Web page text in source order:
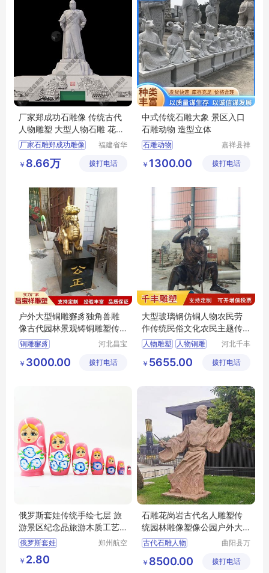
厂家郑成功石雕像 传统古代
人物雕塑 大型人物石雕 花岗
岩定制
厂家石雕郑成功雕像
大型人物石雕
福建省华
雕刻有限
￥ 8.66万 拨打电话
中式传统石雕大象 景区入口
石雕动物 造型立体
石雕动物
景区入口石雕动物
嘉祥县祥
￥ 1300.00 拨打电话
户外大型铜雕獬豸独角兽雕
像古代园林景观铸铜雕塑传
统瑞兽摆件
铜雕獬豸
河北昌宝
艺品制造
￥ 3000.00 拨打电话
大型玻璃钢仿铜人物农民劳
作传统民俗文化农民主题传
播文化雕塑
人物雕塑 人物铜雕
河北千丰
品制造有
￥ 5655.00 拨打电话
俄罗斯套娃传统手绘七层 旅
游景区纪念品旅游木质工艺
品
俄罗斯套娃
传统手绘七层套娃
旅游景区纪念品
郑州航空
￥ 2.80
石雕花岗岩古代名人雕塑传
统园林雕像塑像公园户外大
型工艺摆件
古代石雕人物
传统石雕像
曲阳县万
限公司
￥ 8500.00 拨打电话